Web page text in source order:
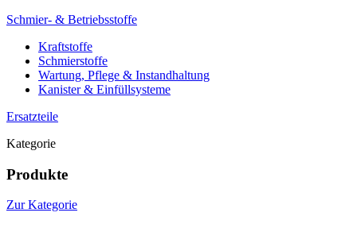
Schmier- & Betriebsstoffe
Kraftstoffe
Schmierstoffe
Wartung, Pflege & Instandhaltung
Kanister & Einfüllsysteme
Ersatzteile
Kategorie
Produkte
Zur Kategorie